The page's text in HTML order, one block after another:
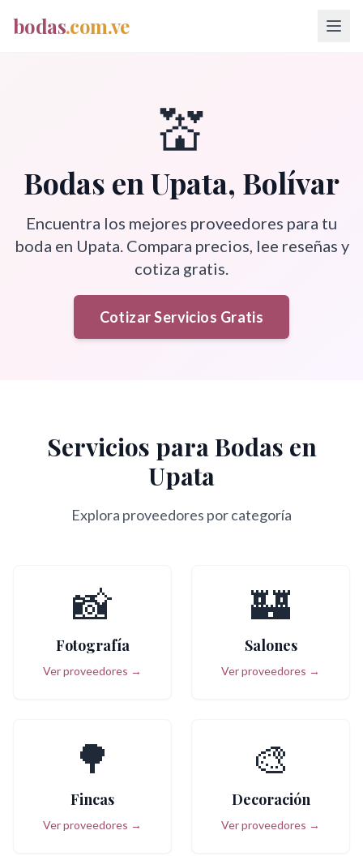
bodas.com.ve
💒
Bodas en Upata, Bolívar
Encuentra los mejores proveedores para tu
boda en Upata. Compara precios, lee reseñas y
cotiza gratis.
Cotizar Servicios Gratis
Servicios para Bodas en
Upata
Explora proveedores por categoría
📸
Fotografía
Ver proveedores →
🏰
Salones
Ver proveedores →
🌳
Fincas
Ver proveedores →
🎨
Decoración
Ver proveedores →